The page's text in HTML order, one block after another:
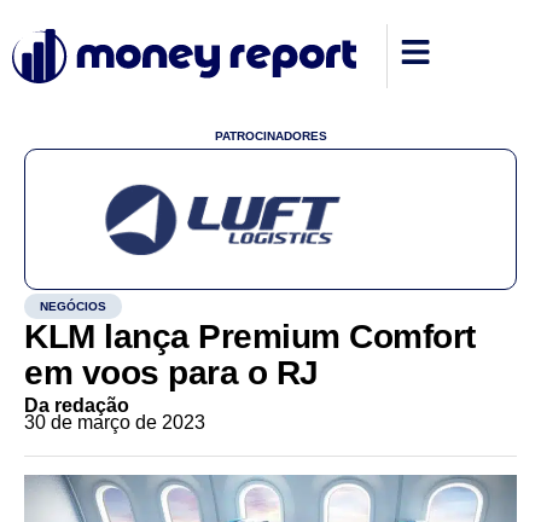
PATROCINADORES
NEGÓCIOS
KLM lança Premium Comfort
em voos para o RJ
Da redação
30 de março de 2023